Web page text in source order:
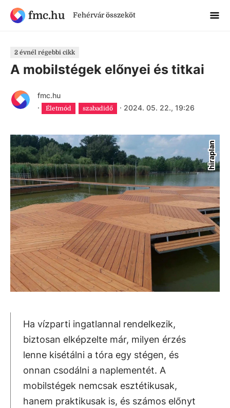
fmc.hu Fehérvár összeköt
2 évnél régebbi cikk
A mobilstégek előnyei és titkai
fmc.hu
·
Életmód szabadidő · 2024. 05. 22., 19:26
hiraplan
Ha vízparti ingatlannal rendelkezik,
biztosan elképzelte már, milyen érzés
lenne kisétálni a tóra egy stégen, és
onnan csodálni a naplementét. A
mobilstégek nemcsak esztétikusak,
hanem praktikusak is, és számos előnyt